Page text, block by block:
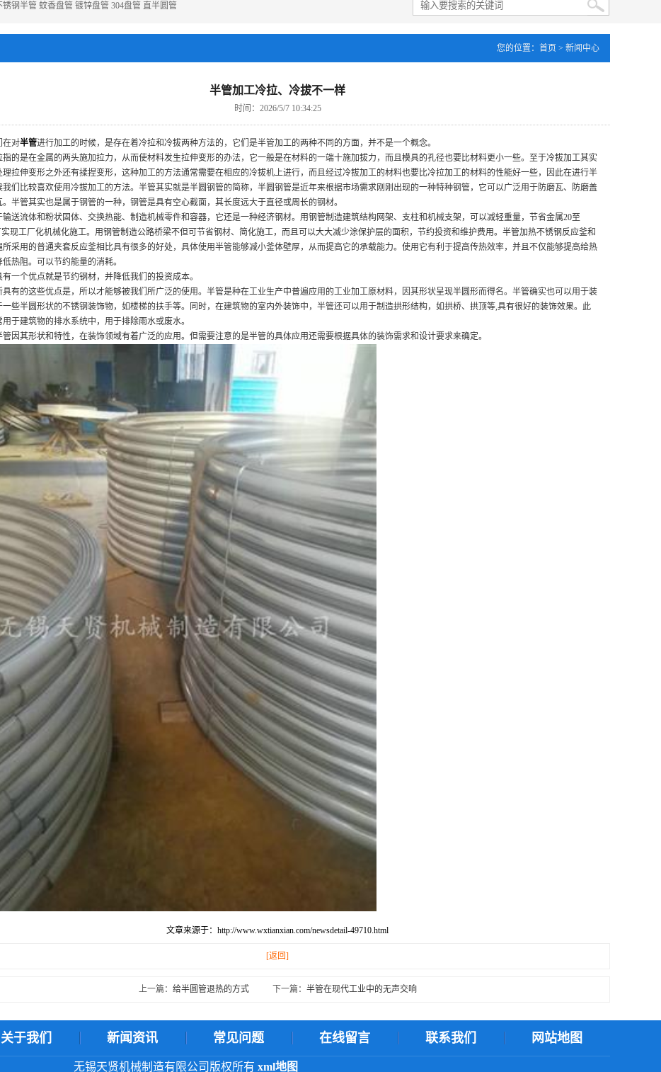
锈钢半管 蚊香盘管 镀锌盘管 304盘管 直半圆管
您的位置： 首页 > 新闻中心
半管加工冷拉、冷拔不一样
时间：2026/5/7 10:34:25
在对半管进行加工的时候，是存在着冷拉和冷拔两种方法的，它们是半管加工的两种不同的方面，并不是一个概念。
指的是在金属的两头施加拉力，从而使材料发生拉伸变形的办法，它一般是在材料的一端十施加拔力，而且模具的孔径也要比材料更小一些。至于冷拔加工其实
理拉伸变形之外还有揉捏变形，这种加工的方法通常需要在相应的冷拔机上进行，而且经过冷拔加工的材料也要比冷拉加工的材料的性能好一些，因此在进行半
我们比较喜欢使用冷拔加工的方法。半管其实就是半圆钢管的简称，半圆钢管是近年来根据市场需求刚刚出现的一种特种钢管，它可以广泛用于防磨瓦、防磨盖
半管其实也是属于钢管的一种，钢管是具有空心截面，其长度远大于直径或周长的钢材。
输送流体和粉状固体、交换热能、制造机械零件和容器，它还是一种经济钢材。用钢管制造建筑结构网架、支柱和机械支架，可以减轻重量，节省金属20至
实现工厂化机械化施工。用钢管制造公路桥梁不但可节省钢材、简化施工，而且可以大大减少涂保护层的面积，节约投资和维护费用。半管加热不锈钢反应釜和
所采用的普通夹套反应釜相比具有很多的好处，具体使用半管能够减小釜体壁厚，从而提高它的承载能力。使用它有利于提高传热效率，并且不仅能够提高给热
热阻。可以节约能量的消耗。
一个优点就是节约钢材，并降低我们的投资成本。
具有的这些优点是，所以才能够被我们所广泛的使用。半管是种在工业生产中普遍应用的工业加工原材料，因其形状呈现半圆形而得名。半管确实也可以用于装
一些半圆形状的不锈钢装饰物，如楼梯的扶手等。同时，在建筑物的室内外装饰中，半管还可以用于制造拱形结构，如拱桥、拱顶等,具有很好的装饰效果。此
于建筑物的排水系统中，用于排除雨水或废水。
因其形状和特性，在装饰领域有着广泛的应用。但需要注意的是半管的具体应用还需要根据具体的装饰需求和设计要求来确定。
文章来源于：http://www.wxtianxian.com/newsdetail-49710.html
[返回]
上一篇： 给半圆管退热的方式 下一篇： 半管在现代工业中的无声交响
关于我们 新闻资讯 常见问题 在线留言 联系我们 网站地图
无锡天贤机械制造有限公司版权所有 xml地图